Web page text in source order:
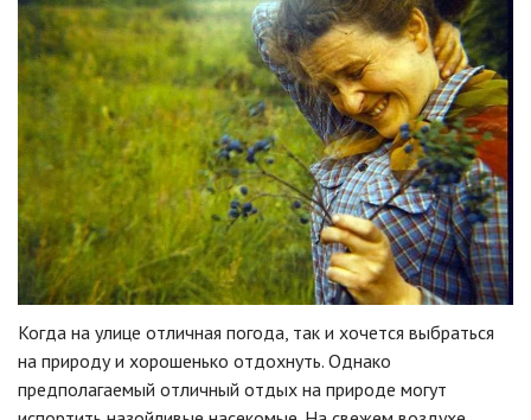
Когда на улице отличная погода, так и хочется выбраться
на природу и хорошенько отдохнуть. Однако
предполагаемый отличный отдых на природе могут